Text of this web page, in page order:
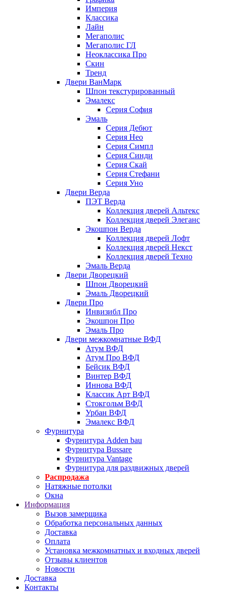
Империя
Классика
Лайн
Мегаполис
Мегаполис ГЛ
Неоклассика Про
Скин
Тренд
Двери ВанМарк
Шпон текстурированный
Эмалекс
Серия София
Эмаль
Серия Дебют
Серия Нео
Серия Симпл
Серия Синди
Серия Скай
Серия Стефани
Серия Уно
Двери Верда
ПЭТ Верда
Коллекция дверей Альтекс
Коллекция дверей Элеганс
Экошпон Верда
Коллекция дверей Лофт
Коллекция дверей Некст
Коллекция дверей Техно
Эмаль Верда
Двери Дворецкий
Шпон Дворецкий
Эмаль Дворецкий
Двери Про
Инвизибл Про
Экошпон Про
Эмаль Про
Двери межкомнатные ВФД
Атум ВФД
Атум Про ВФД
Бейсик ВФД
Винтер ВФД
Иннова ВФД
Классик Арт ВФД
Стокгольм ВФД
Урбан ВФД
Эмалекс ВФД
Фурнитура
Фурнитура Adden bau
Фурнитура Bussare
Фурнитура Vantage
Фурнитура для раздвижных дверей
Распродажа
Натяжные потолки
Окна
Информация
Вызов замерщика
Обработка персональных данных
Доставка
Оплата
Установка межкомнатных и входных дверей
Отзывы клиентов
Новости
Доставка
Контакты